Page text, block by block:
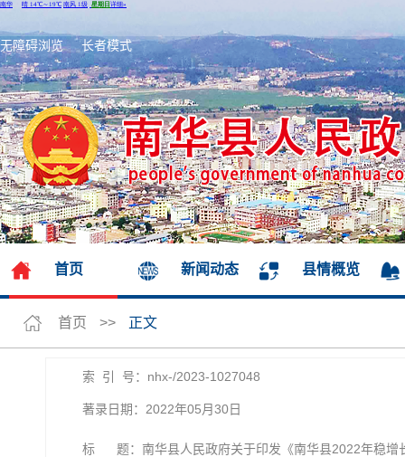
无障碍浏览 长者模式
首页 新闻动态 县情概览
首页 >> 正文
索 引 号：nhx-/2023-1027048
著录日期：2022年05月30日
标 题：南华县人民政府关于印发《南华县2022年稳增